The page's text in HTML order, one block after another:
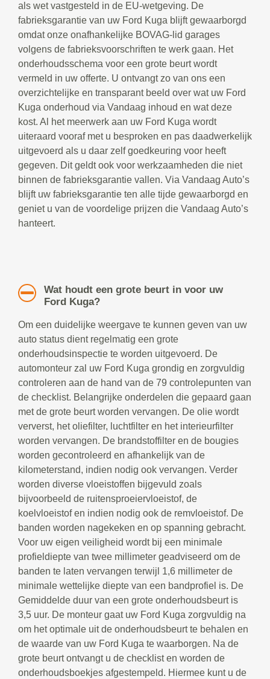
als wet vastgesteld in de EU-wetgeving. De
fabrieksgarantie van uw Ford Kuga blijft gewaarborgd
omdat onze onafhankelijke BOVAG-lid garages
volgens de fabrieksvoorschriften te werk gaan. Het
onderhoudsschema voor een grote beurt wordt
vermeld in uw offerte. U ontvangt zo van ons een
overzichtelijke en transparant beeld over wat uw Ford
Kuga onderhoud via Vandaag inhoud en wat deze
kost. Al het meerwerk aan uw Ford Kuga wordt
uiteraard vooraf met u besproken en pas daadwerkelijk
uitgevoerd als u daar zelf goedkeuring voor heeft
gegeven. Dit geldt ook voor werkzaamheden die niet
binnen de fabrieksgarantie vallen. Via Vandaag Auto’s
blijft uw fabrieksgarantie ten alle tijde gewaarborgd en
geniet u van de voordelige prijzen die Vandaag Auto’s
hanteert.
Wat houdt een grote beurt in voor uw
Ford Kuga?
Om een duidelijke weergave te kunnen geven van uw
auto status dient regelmatig een grote
onderhoudsinspectie te worden uitgevoerd. De
automonteur zal uw Ford Kuga grondig en zorgvuldig
controleren aan de hand van de 79 controlepunten van
de checklist. Belangrijke onderdelen die gepaard gaan
met de grote beurt worden vervangen. De olie wordt
ververst, het oliefilter, luchtfilter en het interieurfilter
worden vervangen. De brandstoffilter en de bougies
worden gecontroleerd en afhankelijk van de
kilometerstand, indien nodig ook vervangen. Verder
worden diverse vloeistoffen bijgevuld zoals
bijvoorbeeld de ruitensproeiervloeistof, de
koelvloeistof en indien nodig ook de remvloeistof. De
banden worden nagekeken en op spanning gebracht.
Voor uw eigen veiligheid wordt bij een minimale
profieldiepte van twee millimeter geadviseerd om de
banden te laten vervangen terwijl 1,6 millimeter de
minimale wettelijke diepte van een bandprofiel is. De
Gemiddelde duur van een grote onderhoudsbeurt is
3,5 uur. De monteur gaat uw Ford Kuga zorgvuldig na
om het optimale uit de onderhoudsbeurt te behalen en
de waarde van uw Ford Kuga te waarborgen. Na de
grote beurt ontvangt u de checklist en worden de
onderhoudsboekjes afgestempeld. Hiermee kunt u de